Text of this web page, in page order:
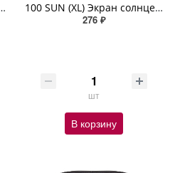
вспененны, плотность 100 г/м² разм. 140x70
100 SUN (XL) Экран солнцезащитный на лобовое стекло вспененный плотность 100 г/м² разм. 150x70
276 ₽
шт
В корзину